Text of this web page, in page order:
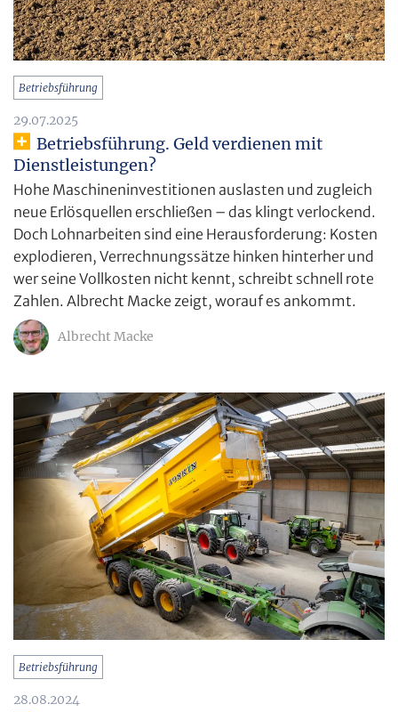
Betriebsführung
29.07.2025
Betriebsführung. Geld verdienen mit
Dienstleistungen?
Hohe Maschineninvestitionen auslasten und zugleich
neue Erlösquellen erschließen – das klingt verlockend.
Doch Lohnarbeiten sind eine Herausforderung: Kosten
explodieren, Verrechnungssätze hinken hinterher und
wer seine Vollkosten nicht kennt, schreibt schnell rote
Zahlen. Albrecht Macke zeigt, worauf es ankommt.
Albrecht Macke
Betriebsführung
28.08.2024